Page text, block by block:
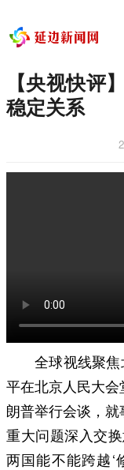
【央视快评
稳定关系
全球视线聚
平在北京人民大
朗普举行会谈，
重大问题深入交
两国能不能跨越‘